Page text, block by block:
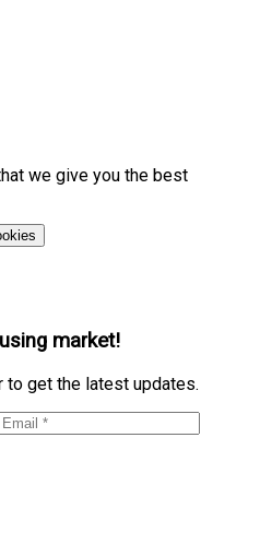
we give you the best
market!
get the latest updates.